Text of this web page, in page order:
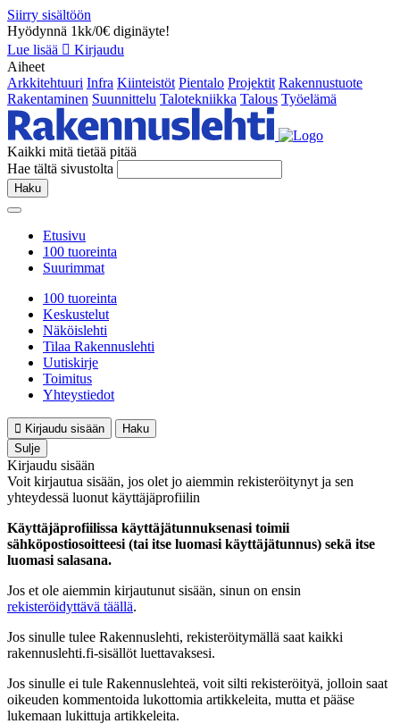
Siirry sisältöön
Hyödynnä 1kk/0€ diginäyte!
Lue lisää
Kirjaudu
Aiheet
Arkkitehtuuri Infra Kiinteistöt Pientalo Projektit Rakennustuote
Rakentaminen Suunnittelu Talotekniikka Talous Työelämä
Kaikki mitä tietää pitää
Hae tältä sivustolta
Haku
Etusivu
100 tuoreinta
Suurimmat
100 tuoreinta
Keskustelut
Näköislehti
Tilaa Rakennuslehti
Uutiskirje
Toimitus
Yhteystiedot
Kirjaudu sisään
Haku
Sulje
Kirjaudu sisään
Voit kirjautua sisään, jos olet jo aiemmin rekisteröitynyt ja sen
yhteydessä luonut käyttäjäprofiilin
Käyttäjäprofiilissa käyttäjätunnuksenasi toimii
sähköpostiosoitteesi (tai itse luomasi käyttäjätunnus) sekä itse
luomasi salasana.
Jos et ole aiemmin kirjautunut sisään, sinun on ensin
rekisteröidyttävä täällä.
Jos sinulle tulee Rakennuslehti, rekisteröitymällä saat kaikki
rakennuslehti.fi-sisällöt luettavaksesi.
Jos sinulle ei tule Rakennuslehteä, voit silti rekisteröityä, jolloin saat
oikeuden kommentoida lukottomia artikkeleita, mutta et pääse
lukemaan lukittuja artikkeleita.